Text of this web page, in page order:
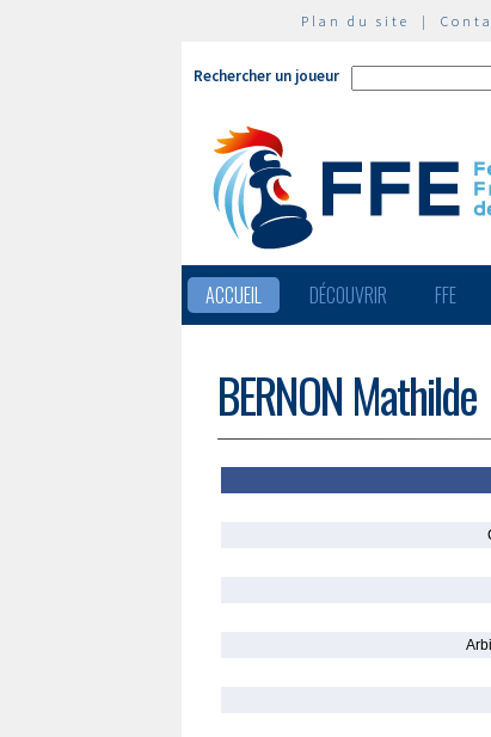
Plan du site |
Rechercher un joueur
ACCUEIL DÉCOUVRIR FFE
BERNON Mathilde